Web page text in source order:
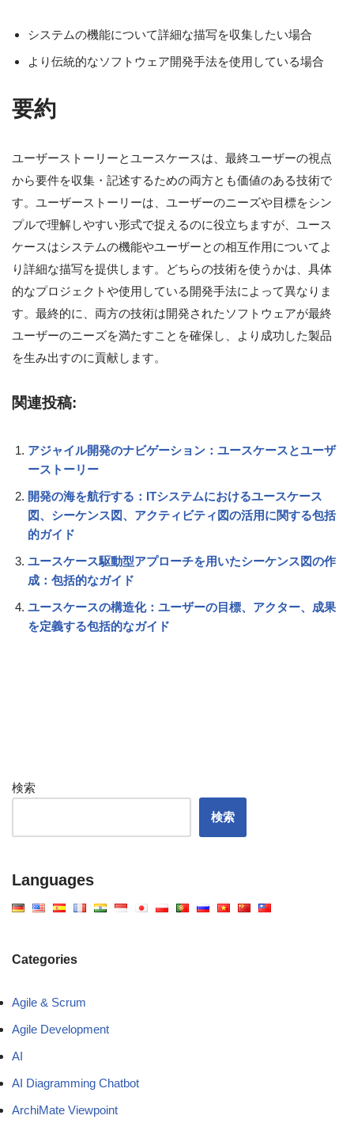
システムの機能について詳細な描写を収集したい場合
より伝統的なソフトウェア開発手法を使用している場合
要約
ユーザーストーリーとユースケースは、最終ユーザーの視点
から要件を収集・記述するための両方とも価値のある技術で
す。ユーザーストーリーは、ユーザーのニーズや目標をシン
プルで理解しやすい形式で捉えるのに役立ちますが、ユース
ケースはシステムの機能やユーザーとの相互作用についてよ
り詳細な描写を提供します。どちらの技術を使うかは、具体
的なプロジェクトや使用している開発手法によって異なりま
す。最終的に、両方の技術は開発されたソフトウェアが最終
ユーザーのニーズを満たすことを確保し、より成功した製品
を生み出すのに貢献します。
関連投稿:
アジャイル開発のナビゲーション：ユースケースとユーザ
ーストーリー
開発の海を航行する：ITシステムにおけるユースケース
図、シーケンス図、アクティビティ図の活用に関する包括
的ガイド
ユースケース駆動型アプローチを用いたシーケンス図の作
成：包括的なガイド
ユースケースの構造化：ユーザーの目標、アクター、成果
を定義する包括的なガイド
検索
検索
Languages
Categories
Agile & Scrum
Agile Development
AI
AI Diagramming Chatbot
ArchiMate Viewpoint